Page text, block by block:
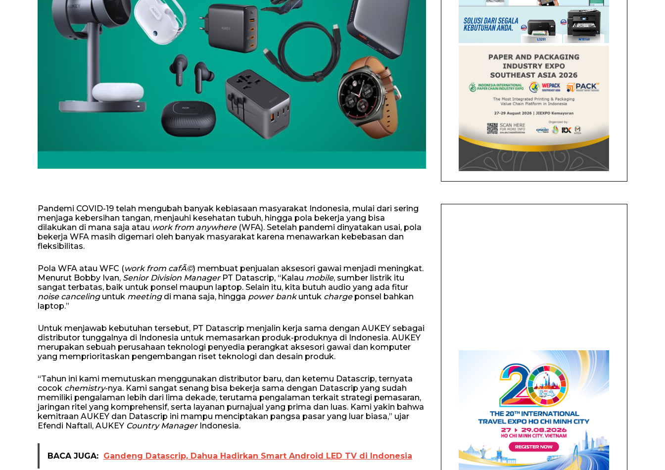
Pandemi COVID-19 telah mengubah banyak kebiasaan masyarakat Indonesia, mulai dari sering
menjaga kebersihan tangan, menjauhi kesehatan tubuh, hingga pola bekerja yang bisa
dilakukan di mana saja atau work from anywhere (WFA). Setelah pandemi dinyatakan usai, pola
bekerja WFA masih digemari oleh banyak masyarakat karena menawarkan kebebasan dan
fleksibilitas.
Pola WFA atau WFC (work from cafÃ©) membuat penjualan aksesori gawai menjadi meningkat.
Menurut Bobby Ivan, Senior Division ManagerPT Datascrip, “Kalau mobile, sumber listrik itu
sangat terbatas, baik untuk ponsel maupun laptop. Selain itu, kita butuh audio yang ada fitur
noise cancelinguntuk meetingdi mana saja, hingga power bankuntuk charge ponsel bahkan
laptop.”
Untuk menjawab kebutuhan tersebut, PT Datascrip menjalin kerja sama dengan AUKEY sebagai
distributor tunggalnya di Indonesia untuk memasarkan produk-produknya di Indonesia. AUKEY
merupakan sebuah perusahaan teknologi penyedia perangkat aksesori gawai dan komputer
yang memprioritaskan pengembangan riset teknologi dan desain produk.
“Tahun ini kami memutuskan menggunakan distributor baru, dan ketemu Datascrip, ternyata
cocok chemistry-nya. Kami sangat senang bisa bekerja sama dengan Datascrip yang sudah
memiliki pengalaman lebih dari lima dekade, terutama pengalaman terkait strategi pemasaran,
jaringan ritel yang komprehensif, serta layanan purnajual yang prima dan luas. Kami yakin bahwa
kemitraan AUKEY dan Datascrip ini mampu menciptakan pangsa pasar yang luar biasa,” ujar
Efendi Naftali, AUKEY Country ManagerIndonesia.
BACA JUGA: Gandeng Datascrip, Dahua Hadirkan Smart Android LED TV di Indonesia